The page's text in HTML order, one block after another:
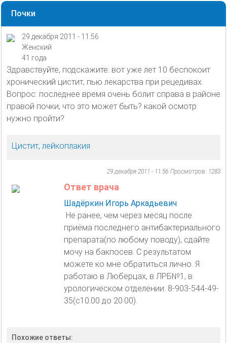
Почки
29 декабря 2011 - 11:56
Женский
41 года
Здравствуйте, подскажите: вот уже лет 10 беспокоит
хронический цистит, пью лекарства при рецедивах.
Вопрос: последнее время очень болит справа в районе
правой почки, что это может быть? какой осмотр
нужно пройти?
Цистит, лейкоплакия
29 декабря 2011 - 11:56 Просмотров: 1283
Ответ врача
Шадёркин Игорь Аркадьевич
Не ранее, чем через месяц после
приёма последнего антибактериального
препарата(по любому поводу), сдайте
мочу на бакпосев. С результатом
можете ко мне обратиться лично. Я
работаю в Люберцах, в ЛРБ№1, в
урологическом отделении. 8-903-544-49-
35(с10.00 до 20.00).
Похожие ответы: